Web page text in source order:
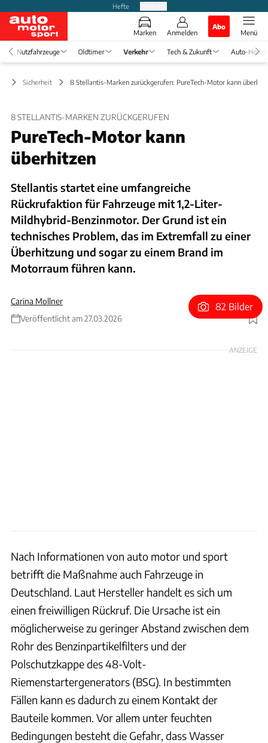
Hefte
Marken Anmelden
Abo
Menü
Nutzfahrzeuge Oldtimer Verkehr Tech & Zukunft Auto-
Sicherheit 8 Stellantis-Marken zurückgerufen: PureTech-Motor kann
8 STELLANTIS-MARKEN ZURÜCKGERUFEN
PureTech-Motor kann
überhitzen
Stellantis startet eine umfangreiche
Rückrufaktion für Fahrzeuge mit 1,2-Liter-
Mildhybrid-Benzinmotor. Der Grund ist ein
technisches Problem, das im Extremfall zu einer
Überhitzung und sogar zu einem Brand im
Motorraum führen kann.
Carina Mollner
Veröffentlicht am 27.03.2026
Foto: Stellantis
82 Bilder
ANZEIGE
Nach Informationen von auto motor und sport
betrifft die Maßnahme auch Fahrzeuge in
Deutschland. Laut Hersteller handelt es sich um
einen freiwilligen Rückruf. Die Ursache ist ein
möglicherweise zu geringer Abstand zwischen dem
Rohr des Benzinpartikelfilters und der
Polschutzkappe des 48-Volt-
Riemenstartergenerators (BSG). In bestimmten
Fällen kann es dadurch zu einem Kontakt der
Bauteile kommen. Vor allem unter feuchten
Bedingungen besteht die Gefahr, dass Wasser